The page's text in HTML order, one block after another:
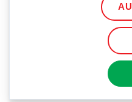
Gutscheinkarte zum